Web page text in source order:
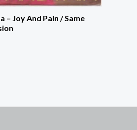
– Joy And Pain / Same